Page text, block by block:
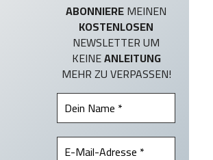
ABONNIEREMEINEN
KOSTENLOSEN
NEWSLETTER UM
KEINEANLEITUNG
MEHR ZU VERPASSEN!